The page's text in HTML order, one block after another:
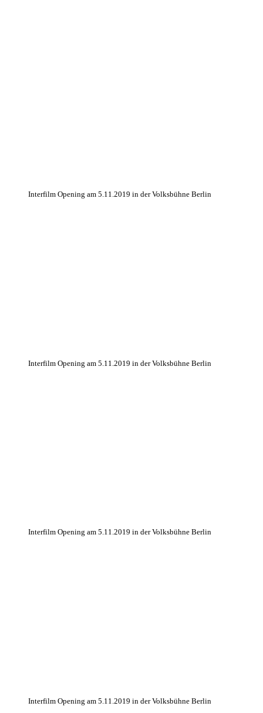
Interfilm Opening am 5.11.2019 in der Volksbühne Berlin
Interfilm Opening am 5.11.2019 in der Volksbühne Berlin
Interfilm Opening am 5.11.2019 in der Volksbühne Berlin
Interfilm Opening am 5.11.2019 in der Volksbühne Berlin